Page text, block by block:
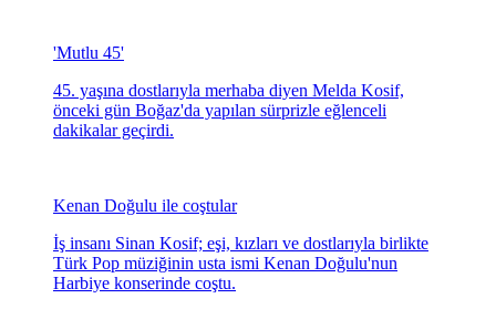
'Mutlu 45'
45. yaşına dostlarıyla merhaba diyen Melda Kosif,
önceki gün Boğaz'da yapılan sürprizle eğlenceli
dakikalar geçirdi.
Kenan Doğulu ile coştular
İş insanı Sinan Kosif; eşi, kızları ve dostlarıyla birlikte
Türk Pop müziğinin usta ismi Kenan Doğulu'nun
Harbiye konserinde coştu.